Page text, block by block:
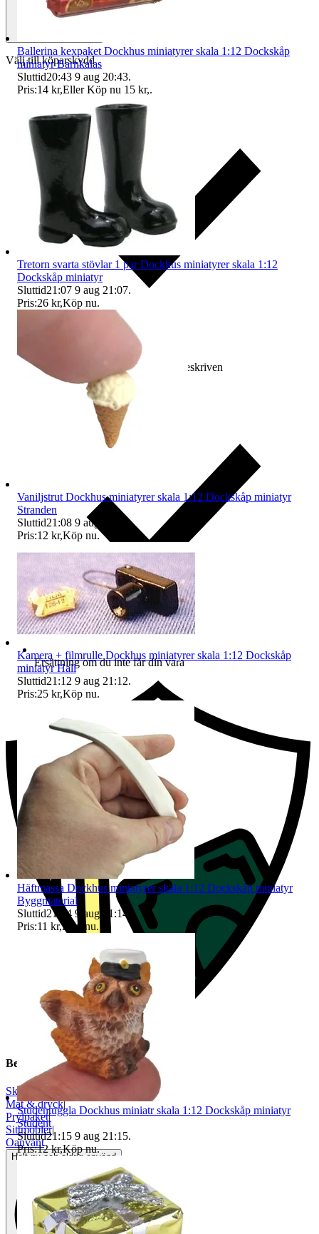
Välj till köparskydd
Ersättning om varan inte är som beskriven
Ersättning om du inte får din vara
Beskrivning
Skala 1:12
Mat & dryck|
Prylpaket|
Sittmöbler|
Oanvänt
Helt ny och aldrig använd
Ballerina kexpaket Dockhus miniatyrer skala 1:12 Dockskåp
miniatyr Barnkalas
Sluttid20:43 9 aug 20:43.
Pris:14 kr,Eller Köp nu 15 kr,.
Tretorn svarta stövlar 1 par Dockhus miniatyrer skala 1:12
Dockskåp miniatyr
Sluttid21:07 9 aug 21:07.
Pris:26 kr,Köp nu.
Vaniljstrut Dockhus miniatyrer skala 1:12 Dockskåp miniatyr
Stranden
Sluttid21:08 9 aug 21:08 .
Pris:12 kr,Köp nu.
Kamera + filmrulle Dockhus miniatyrer skala 1:12 Dockskåp
miniatyr Hall
Sluttid21:12 9 aug 21:12.
Pris:25 kr,Köp nu.
Häftmassa Dockhus miniatyrer skala 1:12 Dockskåp miniatyr
Byggmaterial
Sluttid21:14 9 aug 21:14
Pris:11 kr,Köp nu.
Studentuggla Dockhus miniatr skala 1:12 Dockskåp miniatyr
Student
Sluttid21:15 9 aug 21:15.
Pris:12 kr,Köp nu.